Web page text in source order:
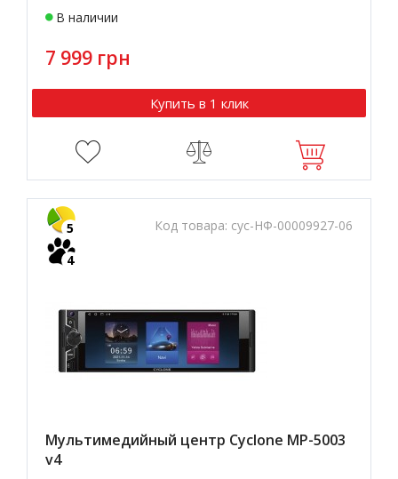
В наличии
7 999 грн
Купить в 1 клик
Код товара: cyc-НФ-00009927-06
5
4
Мультимедийный центр Cyclone MP-5003
v4